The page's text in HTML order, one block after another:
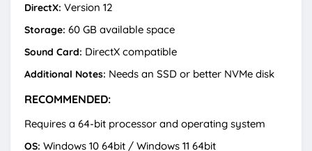
DirectX: Version 12
Storage: 60 GB available space
Sound Card: DirectX compatible
Additional Notes: Needs an SSD or better NVMe disk
RECOMMENDED:
Requires a 64-bit processor and operating system
OS: Windows 10 64bit / Windows 11 64bit